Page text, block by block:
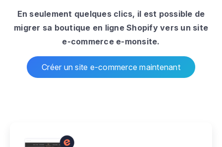
En seulement quelques clics, il est possible de
migrer sa boutique en ligne Shopify vers un site
e-commerce e-monsite.
Créer un site e-commerce maintenant